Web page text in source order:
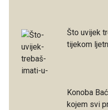
Što uvijek
tijekom
Konoba
kojem svi